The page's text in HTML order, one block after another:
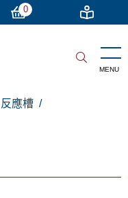
0
反應槽